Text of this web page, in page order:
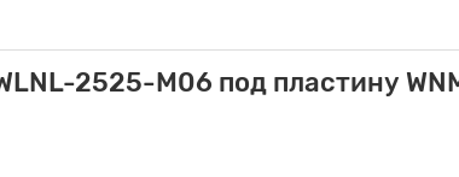
2525-M06 под пластину